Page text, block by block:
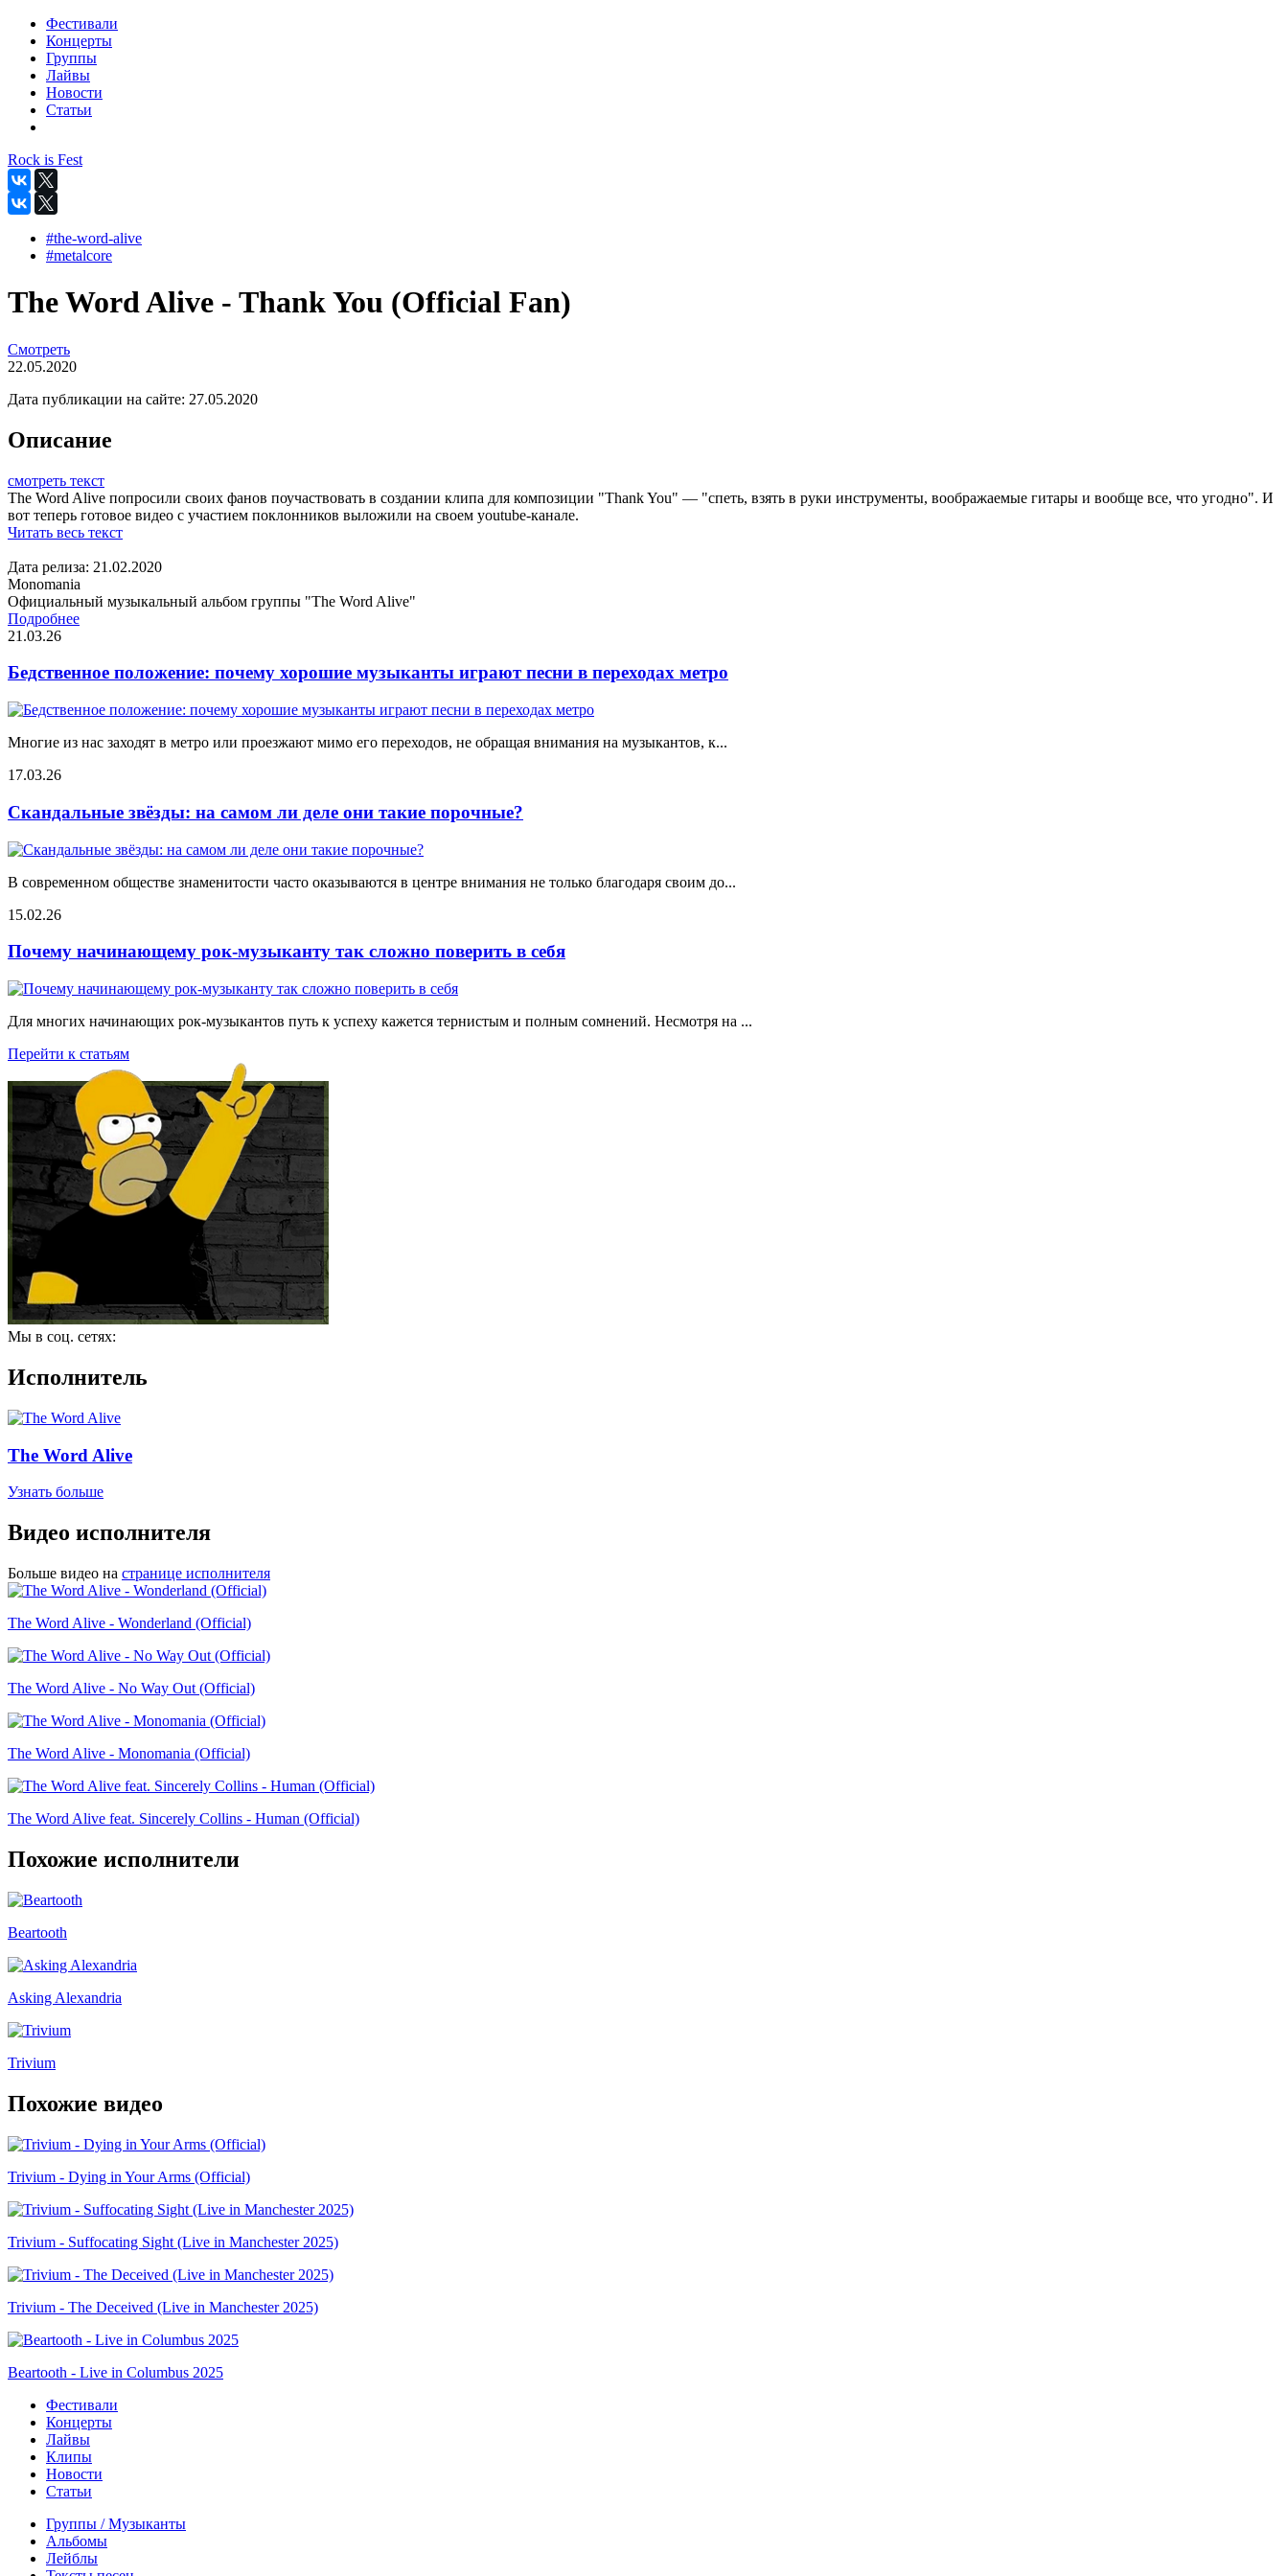
Фестивали
Концерты
Группы
Лайвы
Новости
Статьи
Rock is Fest
#the-word-alive
#metalcore
The Word Alive - Thank You (Official Fan)
Смотреть
22.05.2020
Дата публикации на сайте: 27.05.2020
Описание
смотреть текст
The Word Alive попросили своих фанов поучаствовать в создании клипа для композиции "Thank You" — "спеть, взять в руки инструменты, воображаемые гитары и вообще все, что угодно". И
вот теперь готовое видео с участием поклонников выложили на своем youtube-канале.
Читать весь текст
Дата релиза: 21.02.2020
Monomania
Официальный музыкальный альбом группы "The Word Alive"
Подробнее
21.03.26
Бедственное положение: почему хорошие музыканты играют песни в переходах метро
Многие из нас заходят в метро или проезжают мимо его переходов, не обращая внимания на музыкантов, к...
17.03.26
Скандальные звёзды: на самом ли деле они такие порочные?
В современном обществе знаменитости часто оказываются в центре внимания не только благодаря своим до...
15.02.26
Почему начинающему рок-музыканту так сложно поверить в себя
Для многих начинающих рок-музыкантов путь к успеху кажется тернистым и полным сомнений. Несмотря на ...
Перейти к статьям
Мы в соц. сетях:
Исполнитель
The Word Alive
Узнать больше
Видео исполнителя
Больше видео на странице исполнителя
The Word Alive - Wonderland (Official)
The Word Alive - No Way Out (Official)
The Word Alive - Monomania (Official)
The Word Alive feat. Sincerely Collins - Human (Official)
Похожие исполнители
Beartooth
Asking Alexandria
Trivium
Похожие видео
Trivium - Dying in Your Arms (Official)
Trivium - Suffocating Sight (Live in Manchester 2025)
Trivium - The Deceived (Live in Manchester 2025)
Beartooth - Live in Columbus 2025
Фестивали
Концерты
Лайвы
Клипы
Новости
Статьи
Группы / Музыканты
Альбомы
Лейблы